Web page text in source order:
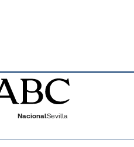
NacionalSevilla